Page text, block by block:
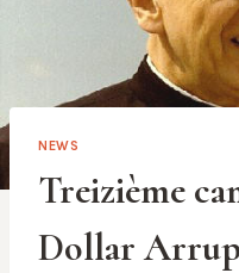
NEWS
Treizième
Dollar